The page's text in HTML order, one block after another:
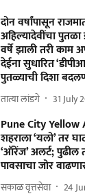
दोन वर्षांपासून
अहिल्यादेवींचा
वर्षे झाली तरी काम
देईना सुधारित
पुतळ्याची दिशा
तात्या लांडगे 31 July
Pune City
शहराला ‘यलो’ तर
‘ऑरेंज’ अलर्ट; पुढील
पावसाचा जोर
सकाळ वृत्तसेवा 24